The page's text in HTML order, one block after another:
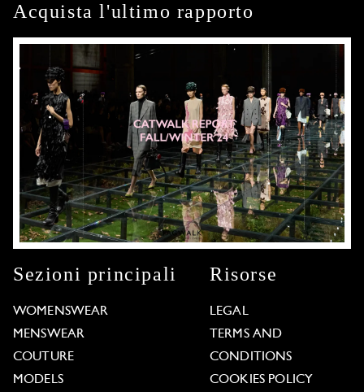
Acquista l'ultimo rapporto
Sezioni principali
WOMENSWEAR
MENSWEAR
COUTURE
MODELS
Risorse
LEGAL
TERMS AND
CONDITIONS
COOKIES POLICY